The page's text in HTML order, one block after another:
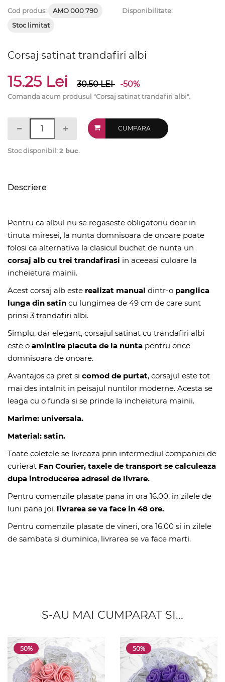
Cod produs: AMO 000 790
Disponibilitate:
Stoc limitat
Corsaj satinat trandafiri albi
15.25 Lei 30.50LEI -50%
Comanda acum produsul "Corsaj satinat trandafiri albi".
CUMPARA
Stoc disponibil:2 buc.
Descriere
Pentru ca albul nu se regaseste obligatoriu doar in
tinuta miresei, la nunta domnisoara de onoare poate
folosi ca alternativa la clasicul buchet de nunta un
corsaj alb cu trei trandafirasi in aceeasi culoare la
incheietura mainii.
Acest corsaj alb este realizat manual dintr-o panglica
lunga din satin cu lungimea de 49 cm de care sunt
prinsi 3 trandafiri albi.
Simplu, dar elegant, corsajul satinat cu trandafiri albi
este o amintire placuta de la nunta pentru orice
domnisoara de onoare.
Avantajos ca pret si comod de purtat, corsajul este tot
mai des intalnit in peisajul nuntilor moderne. Acesta se
leaga cu o funda si se prinde la incheietura mainii.
Marime: universala.
Material: satin.
Toate coletele se livreaza prin intermediul companiei de
curierat Fan Courier, taxele de transport se calculeaza
dupa introducerea adresei de livrare.
Pentru comenzile plasate pana in ora 16.00, in zilele de
luni pana joi, livrarea se va face in 48 ore.
Pentru comenzile plasate de vineri, ora 16.00 si in zilele
de sambata si duminica, livrarea se va face marti.
S-AU MAI CUMPARAT SI...
50% 50%